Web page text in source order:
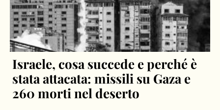
Israele, cosa succede e perché è
stata attacata: missili su Gaza e
260 morti nel deserto